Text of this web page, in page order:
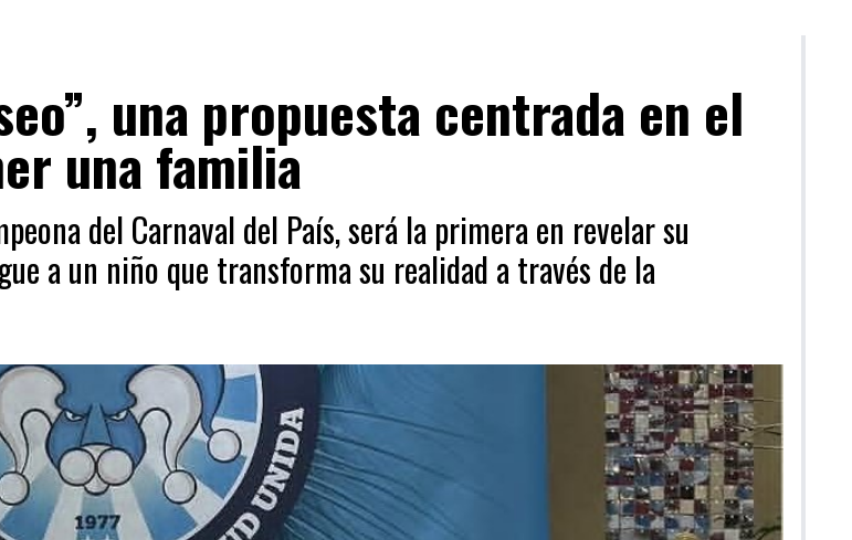
una propuesta centrada en el
una familia
del Carnaval del País, será la primera en revelar su
a un niño que transforma su realidad a través de la